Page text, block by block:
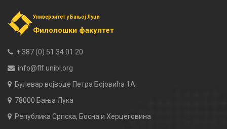
Универзитет у Бањој Луци
Филолошки факултет
+ 387 (0) 51 34 01 20
info@flf.unibl.org
Булевар војводе Петра Бојовића 1А
78000 Бања Лука
Република Српска, Босна и Херцеговина